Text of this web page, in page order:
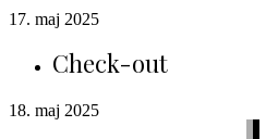
17. maj 2025
Check-out
18. maj 2025